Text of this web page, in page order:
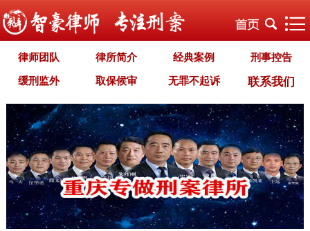
律师团队 律所简介 经典案例 刑事控告
缓刑监外 取保候审 无罪不起诉 联系我们
职务犯罪 经济犯罪 毒品犯罪 罪名专题
智豪文化 自首立功 首席律师致辞 智豪视野
刑罚种类 刑事法规 犯罪释义 刑事知识
法律援助 刑事资讯 刑事文书 案件动态
辩护词集 常见问题 办理中的案件 业务范围
为什么选择智豪 办案机关 中国法律讲堂 辨别伪专业